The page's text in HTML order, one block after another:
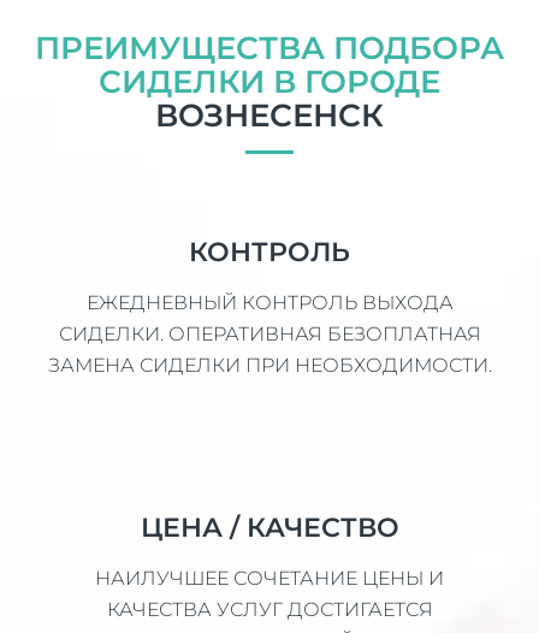
ПРЕИМУЩЕСТВА ПОДБОРА
СИДЕЛКИ В ГОРОДЕ
ВОЗНЕСЕНСК
КОНТРОЛЬ
ЕЖЕДНЕВНЫЙ КОНТРОЛЬ ВЫХОДА
СИДЕЛКИ. ОПЕРАТИВНАЯ БЕЗОПЛАТНАЯ
ЗАМЕНА СИДЕЛКИ ПРИ НЕОБХОДИМОСТИ.
ЦЕНА / КАЧЕСТВО
НАИЛУЧШЕЕ СОЧЕТАНИЕ ЦЕНЫ И
КАЧЕСТВА УСЛУГ ДОСТИГАЕТСЯ